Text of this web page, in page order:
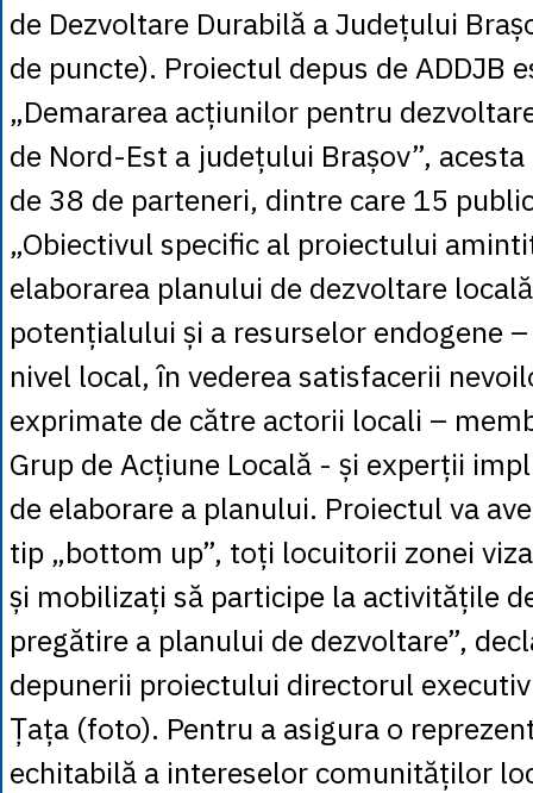
de Dezvoltare Durabilă a Județului
de puncte). Proiectul depus de ADDJB
„Demararea acțiunilor pentru
de Nord-Est a județului Brașov”,
de 38 de parteneri, dintre care 15
„Obiectivul specific al proiectului
elaborarea planului de dezvoltare
potențialului și a resurselor endogene
nivel local, în vederea satisfacerii
exprimate de către actorii locali –
Grup de Acțiune Locală - și experții
de elaborare a planului. Proiectul va
tip „bottom up”, toți locuitorii zonei
și mobilizați să participe la activitățile
pregătire a planului de dezvoltare”,
depunerii proiectului directorul
Țața (foto). Pentru a asigura o
echitabilă a intereselor comunităților